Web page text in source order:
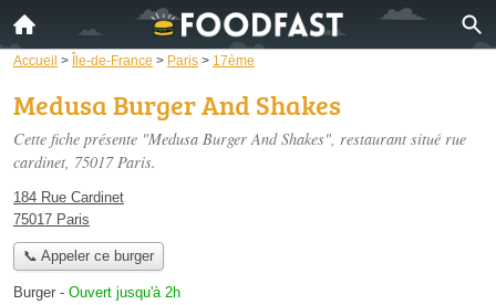
Accueil > Île-de-France > Paris > 17ème
Medusa Burger And Shakes
Cette fiche présente "Medusa Burger And Shakes", restaurant situé rue
cardinet, 75017 Paris.
184 Rue Cardinet
75017 Paris
📞 Appeler ce burger
Burger - Ouvert jusqu'à 2h